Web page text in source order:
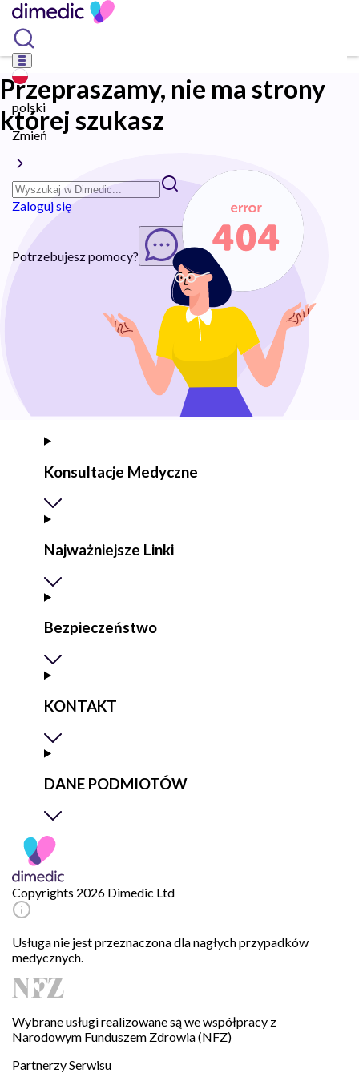
polski
Zmień
Zaloguj się
Potrzebujesz pomocy? Rozpocznij chat
Przepraszamy, nie ma strony
której szukasz
Konsultacje Medyczne
Najważniejsze Linki
Bezpieczeństwo
KONTAKT
DANE PODMIOTÓW
Copyrights 2026 Dimedic Ltd
Usługa nie jest przeznaczona dla nagłych przypadków
medycznych.
Wybrane usługi realizowane są we współpracy z
Narodowym Funduszem Zdrowia (NFZ)
Partnerzy Serwisu